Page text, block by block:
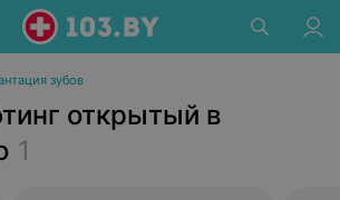
зубов
открытый в
1